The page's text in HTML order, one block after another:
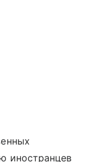
иностранцев